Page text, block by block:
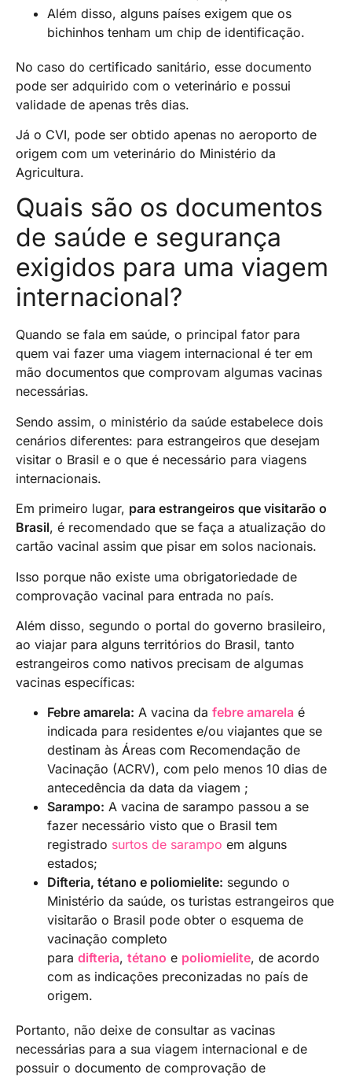
Além disso, alguns países exigem que os
bichinhos tenham um chip de identificação.
No caso do certificado sanitário, esse documento
pode ser adquirido com o veterinário e possui
validade de apenas três dias.
Já o CVI, pode ser obtido apenas no aeroporto de
origem com um veterinário do Ministério da
Agricultura.
Quais são os documentos
de saúde e segurança
exigidos para uma viagem
internacional?
Quando se fala em saúde, o principal fator para
quem vai fazer uma viagem internacional é ter em
mão documentos que comprovam algumas vacinas
necessárias.
Sendo assim, o ministério da saúde estabelece dois
cenários diferentes: para estrangeiros que desejam
visitar o Brasil e o que é necessário para viagens
internacionais.
Em primeiro lugar, para estrangeiros que visitarão o
Brasil, é recomendado que se faça a atualização do
cartão vacinal assim que pisar em solos nacionais.
Isso porque não existe uma obrigatoriedade de
comprovação vacinal para entrada no país.
Além disso, segundo o portal do governo brasileiro,
ao viajar para alguns territórios do Brasil, tanto
estrangeiros como nativos precisam de algumas
vacinas específicas:
Febre amarela: A vacina da febre amarela é
indicada para residentes e/ou viajantes que se
destinam às Áreas com Recomendação de
Vacinação (ACRV), com pelo menos 10 dias de
antecedência da data da viagem ;
Sarampo: A vacina de sarampo passou a se
fazer necessário visto que o Brasil tem
registrado surtos de sarampo em alguns
estados;
Difteria, tétano e poliomielite: segundo o
Ministério da saúde, os turistas estrangeiros que
visitarão o Brasil pode obter o esquema de
vacinação completo
para difteria, tétano e poliomielite, de acordo
com as indicações preconizadas no país de
origem.
Portanto, não deixe de consultar as vacinas
necessárias para a sua viagem internacional e de
possuir o documento de comprovação de